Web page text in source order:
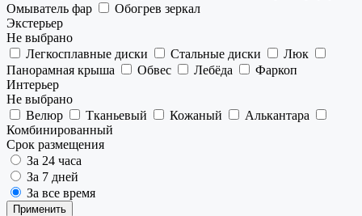
Омыватель фар
Обогрев зеркал
Экстерьер
Не выбрано
Легкосплавные диски
Стальные диски
Люк
Панорамная крыша
Обвес Лебёда
Фаркоп
Интерьер
Не выбрано
Велюр
Тканьевый Кожаный
Алькантара
Комбинированный
Срок размещения
За 24 часа
За 7 дней
За все время
Применить